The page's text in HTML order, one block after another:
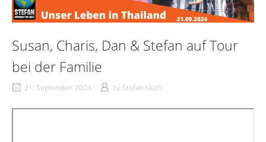
Susan, Charis, Dan & Stefan auf Tour
bei der Familie
21. September 2024 by Stefan Kluth